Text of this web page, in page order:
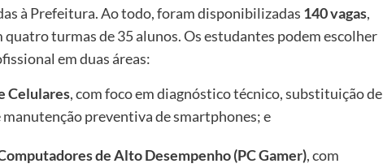
à Prefeitura. Ao todo, foram disponibilizadas 140 vagas,
turmas de 35 alunos. Os estudantes podem escolher
em duas áreas:
Celulares, com foco em diagnóstico técnico, substituição de
preventiva de smartphones; e
de Alto Desempenho (PC Gamer), com